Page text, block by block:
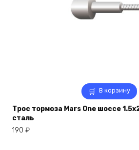
В корзину
Трос тормоза Mars One шоссе
сталь
190 ₽